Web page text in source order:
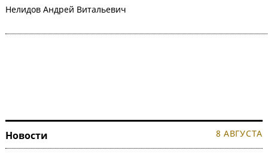
Нелидов Андрей Витальевич
Новости 8 АВГУСТА